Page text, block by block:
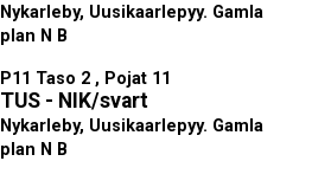
Nykarleby, Uusikaarlepyy. Gamla
plan N B
P11 Taso 2 , Pojat 11
TUS - NIK/svart
Nykarleby, Uusikaarlepyy. Gamla
plan N B